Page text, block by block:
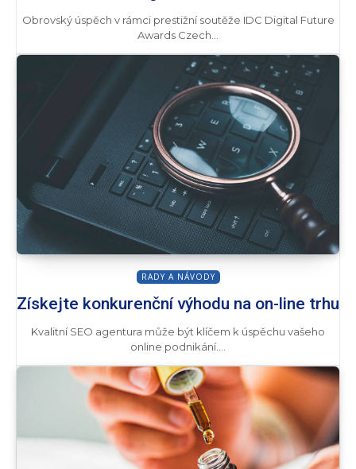
Obrovský úspěch v rámci prestižní soutěže IDC Digital Future
Awards Czech...
RADY A NÁVODY
Získejte konkurenční výhodu na on-line trhu
Kvalitní SEO agentura může být klíčem k úspěchu vašeho
online podnikání....